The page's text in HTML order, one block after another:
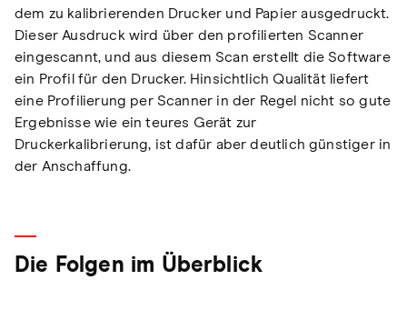
dem zu kalibrierenden Drucker und Papier ausgedruckt.
Dieser Ausdruck wird über den profilierten Scanner
eingescannt, und aus diesem Scan erstellt die Software
ein Profil für den Drucker. Hinsichtlich Qualität liefert
eine Profilierung per Scanner in der Regel nicht so gute
Ergebnisse wie ein teures Gerät zur
Druckerkalibrierung, ist dafür aber deutlich günstiger in
der Anschaffung.
Die Folgen im Überblick